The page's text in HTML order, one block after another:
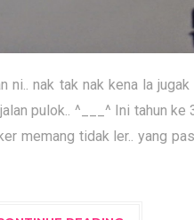
ni.. nak tak nak kena la
pulok.. ^___^ Ini tahun ke
memang tidak ler.. yang